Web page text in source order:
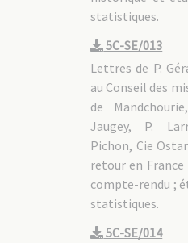
statistiques.
5C-SE/013
Lettres de P.
au Conseil des
de
Jaugey, P.
Pichon, Cie
retour en France
compte-rendu ;
statistiques.
5C-SE/014